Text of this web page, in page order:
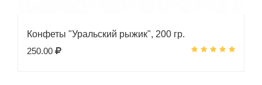
Конфеты "Уральский рыжик", 200 гр.
250.00